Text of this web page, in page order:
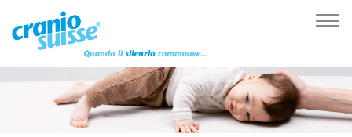
(Accesskey
Hauptnavigation
(Accesskey
Inhalt
(Accesskey
Sprachumschaltung
(Accesskey